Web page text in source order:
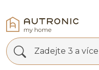
Zadejte 3 a